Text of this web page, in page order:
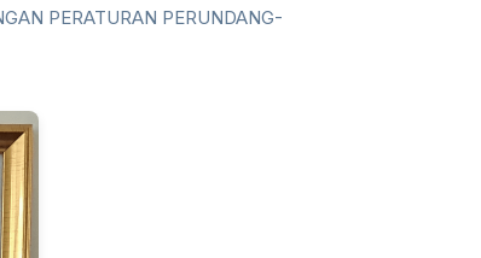
PERATURAN PERUNDANG-